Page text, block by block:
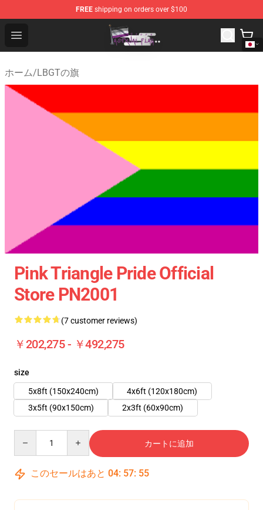
FREE shipping on orders over $100
Open menu
Asexual Flag Shop - The Best Store of Asexual Flag
ホーム/LBGTの旗
Pink Triangle Pride Official
Store PN2001
(7 customer reviews)
￥202,275 - ￥492,275
size
5x8ft (150x240cm)
4x6ft (120x180cm)
3x5ft (90x150cm)
2x3ft (60x90cm)
カートに追加
このセールはあと 04: 57: 55